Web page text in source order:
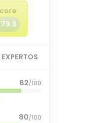
79.3
82/100
80/100